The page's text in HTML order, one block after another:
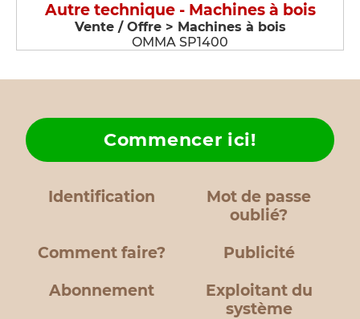
Autre technique - Machines à bois
Vente / Offre > Machines à bois
OMMA SP1400
Identification
Mot de passe
oublié?
Comment faire?
Commencer ici!
Publicité
Abonnement
Exploitant du
système